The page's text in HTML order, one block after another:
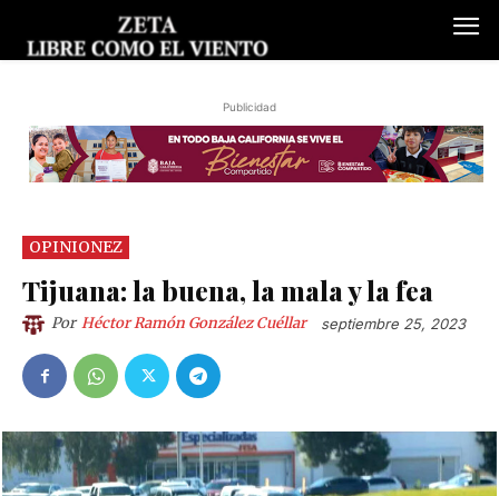
Publicidad
OPINIONEZ
Tijuana: la buena, la mala y la fea
Por Héctor Ramón González Cuéllar